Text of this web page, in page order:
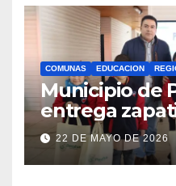
COMUNAS EDUCACION
Municipio de
entrega
estudiantes
Royalty
22 DE MAYO DE 2026